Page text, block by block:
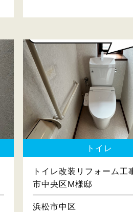
トイレ
トイレ改装リフォーム工
市中央区M様邸
浜松市中区